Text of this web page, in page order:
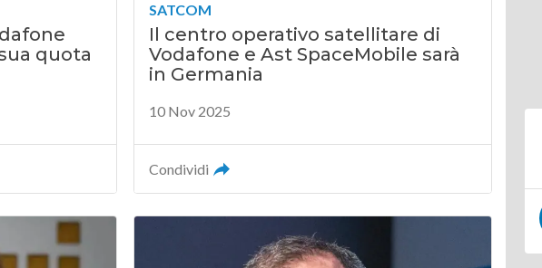
quota
SATCOM
Il centro operativo satellitare di
Vodafone e Ast SpaceMobile sarà
in Germania
10 Nov 2025
Condividi